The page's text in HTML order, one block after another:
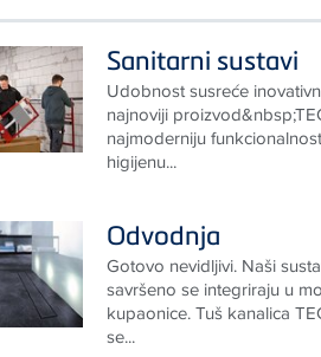
Sanitarni sustavi
Udobnost susreće
najnoviji
najmoderniju
higijenu...
Odvodnja
Gotovo nevidljivi. Naši
savršeno se integriraju u
kupaonice. Tuš kanalica
se...